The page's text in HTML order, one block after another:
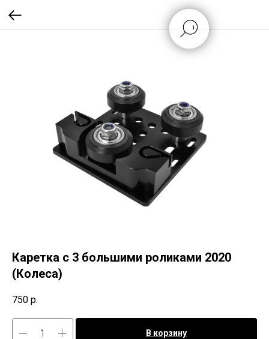
Каретка с 3 большими роликами 2020
(Колеса)
750 р.
В корзину